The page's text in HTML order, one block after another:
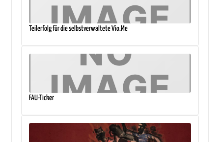
Teilerfolg für die selbstverwaltete Vio.Me
FAU-Ticker